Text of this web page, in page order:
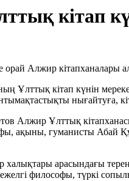
кітап
Ұлттық кітап күнін
нығайтуға,
Алжир Ұлттық
ақыны, гуманисты Абай
арасындағы
философы, түркі